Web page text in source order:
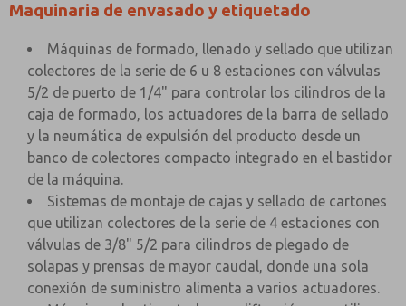
Maquinaria de envasado y etiquetado
Máquinas de formado, llenado y sellado que utilizan
colectores de la serie de 6 u 8 estaciones con válvulas
5/2 de puerto de 1/4" para controlar los cilindros de la
caja de formado, los actuadores de la barra de sellado
y la neumática de expulsión del producto desde un
banco de colectores compacto integrado en el bastidor
de la máquina.
Sistemas de montaje de cajas y sellado de cartones
que utilizan colectores de la serie de 4 estaciones con
válvulas de 3/8" 5/2 para cilindros de plegado de
solapas y prensas de mayor caudal, donde una sola
conexión de suministro alimenta a varios actuadores.